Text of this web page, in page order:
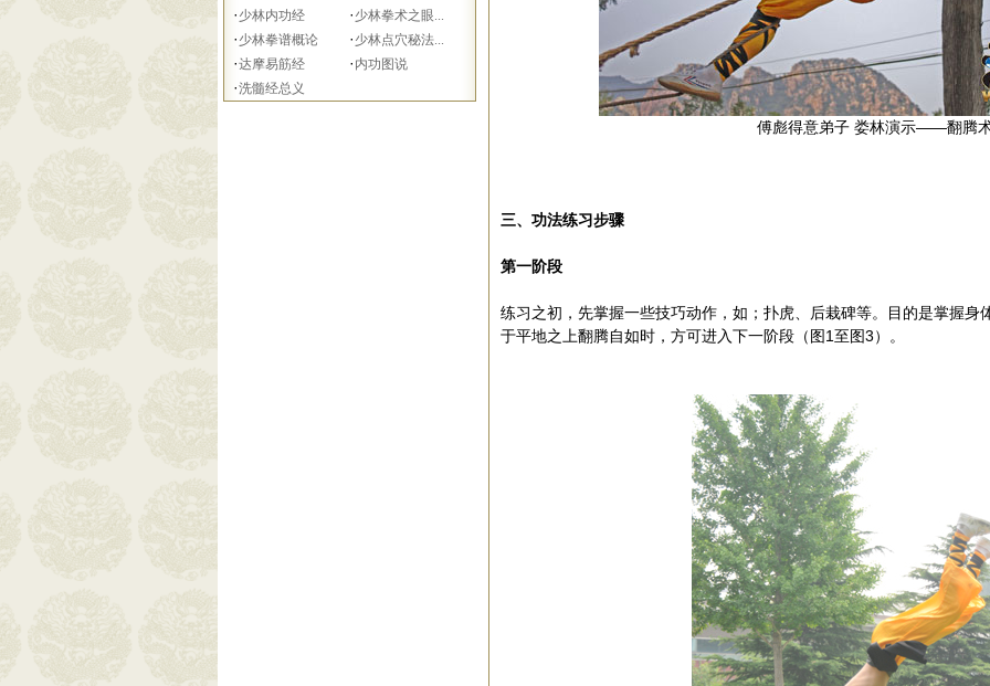
· 少林内功经 · 少林拳术之眼...
· 少林拳谱概论 · 少林点穴秘法...
·达摩易筋经 · 内功图说
·洗髓经总义
傅彪得意弟子 娄林演示——翻腾
三、功法练习步骤
第一阶段
练习之初，先掌握一些技巧动作，如；扑虎、后栽碑等。目的是掌握身
于平地之上翻腾自如时，方可进入下一阶段（图1至图3）。